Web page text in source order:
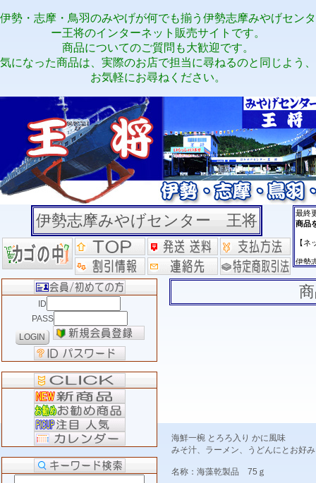
伊勢・志摩・鳥羽のみやげが何でも揃う伊勢志摩みやげセンタ
ー王将のインターネット販売サイトです。
商品についてのご質問も大歓迎です。
気になった商品は、実際のお店で担当に尋ねるのと同じよう、
お気軽にお尋ねください。
伊勢志摩みやげセンター 王将
ID
PASS
海鮮一椀 とろろ入り かに風味
みそ汁、ラーメン、うどんにとお好
名称：海藻乾製品 75ｇ